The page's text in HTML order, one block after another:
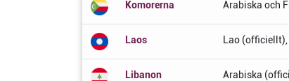
Komorerna Arabiska och
Laos Lao (officiellt),
Libanon Arabiska